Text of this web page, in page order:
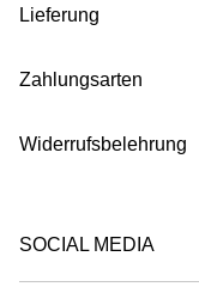
Lieferung
Zahlungsarten
Widerrufsbelehrung
SOCIAL MEDIA